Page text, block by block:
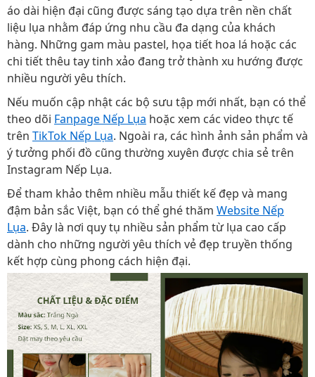
áo dài hiện đại cũng được sáng tạo dựa trên nền chất
liệu lụa nhằm đáp ứng nhu cầu đa dạng của khách
hàng. Những gam màu pastel, họa tiết hoa lá hoặc các
chi tiết thêu tay tinh xảo đang trở thành xu hướng được
nhiều người yêu thích.
Nếu muốn cập nhật các bộ sưu tập mới nhất, bạn có thể
theo dõi Fanpage Nếp Lụa hoặc xem các video thực tế
trên TikTok Nếp Lụa. Ngoài ra, các hình ảnh sản phẩm và
ý tưởng phối đồ cũng thường xuyên được chia sẻ trên
Instagram Nếp Lụa.
Để tham khảo thêm nhiều mẫu thiết kế đẹp và mang
đậm bản sắc Việt, bạn có thể ghé thăm Website Nếp
Lụa. Đây là nơi quy tụ nhiều sản phẩm từ lụa cao cấp
dành cho những người yêu thích vẻ đẹp truyền thống
kết hợp cùng phong cách hiện đại.